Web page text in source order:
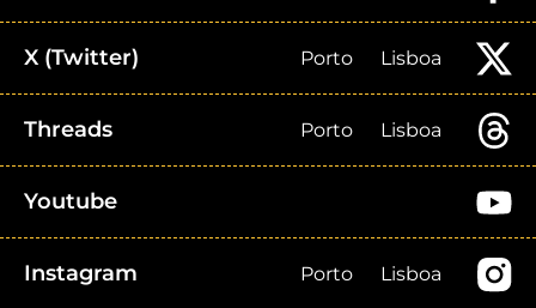
X (Twitter) Porto Lisboa
Threads Porto Lisboa
Youtube
Instagram Porto Lisboa